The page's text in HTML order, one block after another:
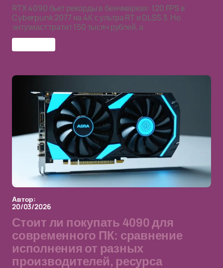
RTX 4090 бьет рекорды в бенчмарках: 120 FPS в
Cyberpunk 2077 на 4K с ультра RT и DLSS 3. Но
энтузиаст тратит 150 тысяч рублей, а
Автор:
20/03/2026
Стоит ли покупать 4090 для
современного ПК: сравнение
исполнения от разных
производителей, ресурса